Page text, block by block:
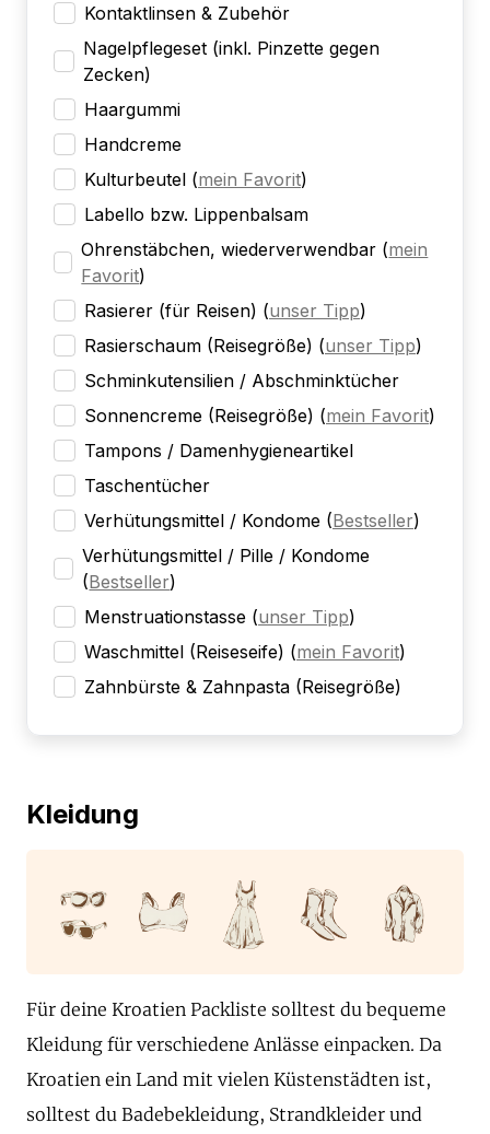
Kontaktlinsen & Zubehör
Nagelpflegeset (inkl. Pinzette gegen
Zecken)
Haargummi
Handcreme
Kulturbeutel (mein Favorit)
Labello bzw. Lippenbalsam
Ohrenstäbchen, wiederverwendbar (mein
Favorit)
Rasierer (für Reisen) (unser Tipp)
Rasierschaum (Reisegröße) (unser Tipp)
Schminkutensilien / Abschminktücher
Sonnencreme (Reisegröße) (mein Favorit)
Tampons / Damenhygieneartikel
Taschentücher
Verhütungsmittel / Kondome (Bestseller)
Verhütungsmittel / Pille / Kondome
(Bestseller)
Menstruationstasse (unser Tipp)
Waschmittel (Reiseseife) (mein Favorit)
Zahnbürste & Zahnpasta (Reisegröße)
Kleidung
Für deine Kroatien Packliste solltest du bequeme
Kleidung für verschiedene Anlässe einpacken. Da
Kroatien ein Land mit vielen Küstenstädten ist,
solltest du Badebekleidung, Strandkleider und